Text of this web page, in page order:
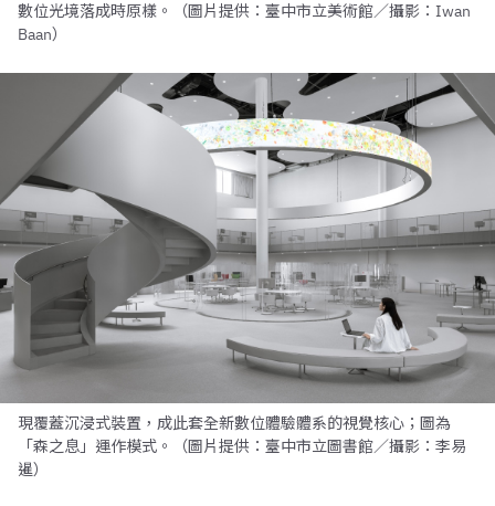
數位光境落成時原樣。（圖片提供：臺中市立美術館／攝影：Iwan
Baan）
現覆蓋沉浸式裝置，成此套全新數位體驗體系的視覺核心；圖為
「森之息」運作模式。（圖片提供：臺中市立圖書館／攝影：李易
暹）